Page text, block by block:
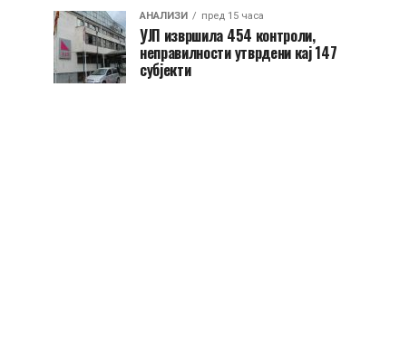
АНАЛИЗИ пред 15 часа
УЈП извршила 454 контроли,
неправилности утврдени кај 147
субјекти